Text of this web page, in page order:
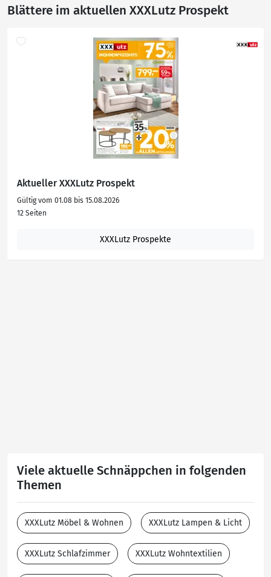
Blättere im aktuellen XXXLutz Prospekt
Aktueller XXXLutz Prospekt
Gültig vom 01.08 bis 15.08.2026
12 Seiten
XXXLutz Prospekte
Viele aktuelle Schnäppchen in folgenden
Themen
XXXLutz Möbel & Wohnen XXXLutz Lampen & Licht
XXXLutz Schlafzimmer XXXLutz Wohntextilien